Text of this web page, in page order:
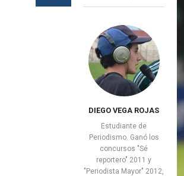
DIEGO VEGA ROJAS
Estudiante de
Periodismo. Ganó los
concursos "Sé
reportero" 2011 y
"Periodista Mayor" 2012,